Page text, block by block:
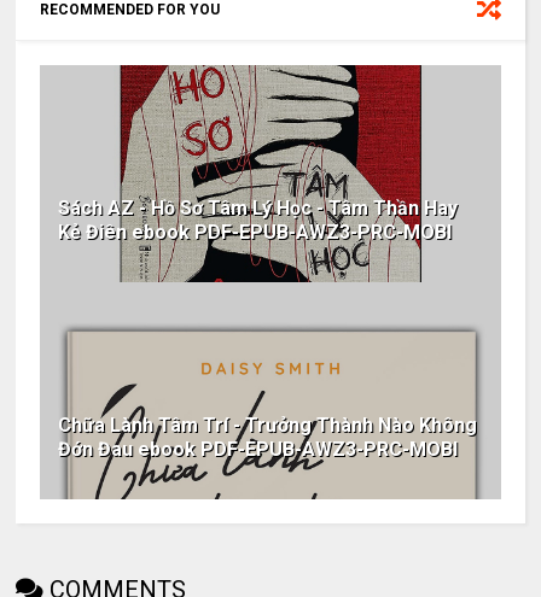
RECOMMENDED FOR YOU
Sách AZ - Hồ Sơ Tâm Lý Học - Tâm Thần Hay
Kẻ Điên ebook PDF-EPUB-AWZ3-PRC-MOBI
Chữa Lành Tâm Trí - Trưởng Thành Nào Không
Đớn Đau ebook PDF-EPUB-AWZ3-PRC-MOBI
COMMENTS